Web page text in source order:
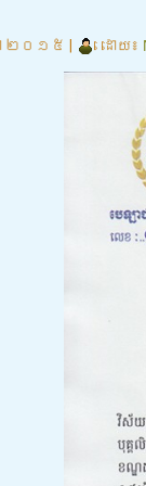
២០១៥ ដោយ៖